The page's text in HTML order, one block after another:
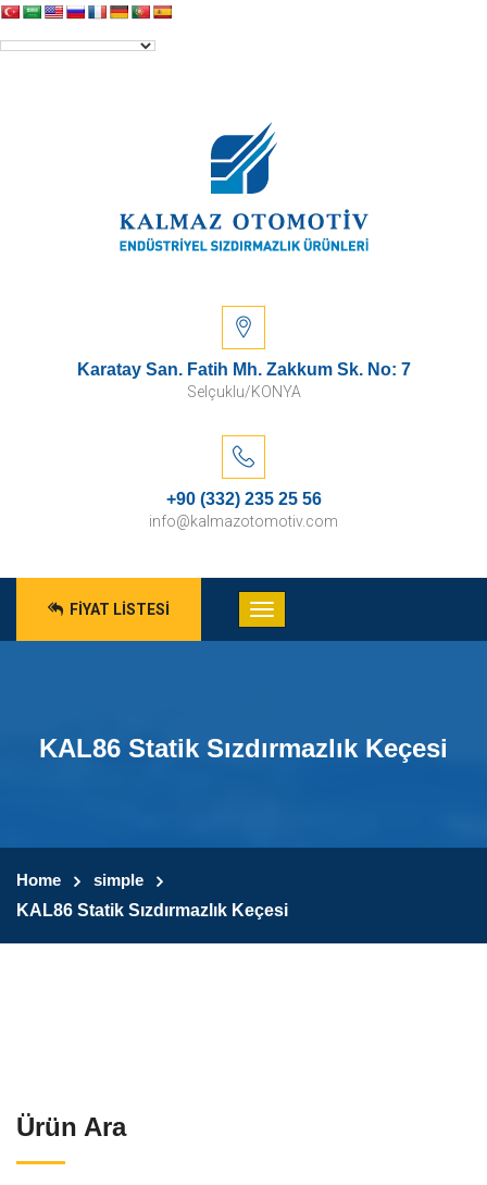
Karatay San. Fatih Mh. Zakkum Sk. No: 7
Selçuklu/KONYA
+90 (332) 235 25 56
info@kalmazotomotiv.com
FIYAT LISTESI
KAL86 Statik Sızdırmazlık Keçesi
Home
simple
KAL86 Statik Sızdırmazlık Keçesi
Ürün Ara